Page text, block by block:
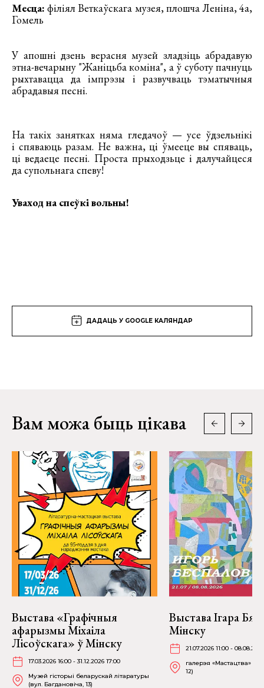
Месца:філіял Веткаўскага музея, плошча Леніна, 4а,
Гомель
У апошні дзень верасня музей зладзіць абрадавую
этна-вечарыну "Жаніцьба коміна", а ў суботу пачнуць
рыхтавацца да імпрэзы і развучваць тэматычныя
абрадавыя песні.
На такіх занятках няма гледачоў — усе ўдзельнікі
і спяваюць разам. Не важна, ці ўмееце вы спяваць,
ці ведаеце песні. Проста прыходзьце і далучайцеся
да супольнага спеву!
Уваход на спеўкі вольны!
ДАДАЦЬ У GOOGLE КАЛЯНДАР
Вам можа быць цікава
Выстава «Графічныя
афарызмы Міхаіла
Лісоўскага» ў Мінску
17.03.2026 16:00 - 31.12.2026 17:00
Музей гісторыі беларускай літаратуры
(вул. Багдановіча, 13)
Выстава Ігара
Мінску
21.07.2026 11:00 -
галерэя «Мастацтва»
12)